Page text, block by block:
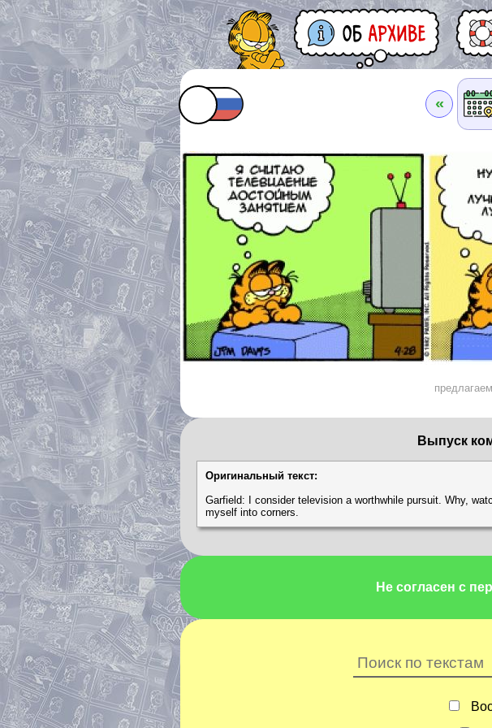
«
Выпуск
Оригинальный текст:
Garfield: I consider television a worthwhile pursuit. Why,
myself into corners.
Не согласен с